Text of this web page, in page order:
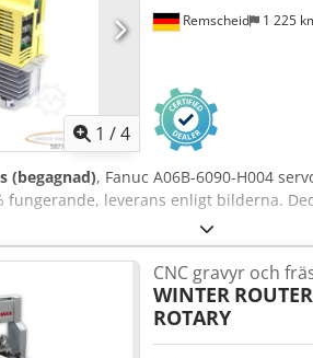
1 /4
Remscheid 1 225
(begagnad), Fanuc A06B-6090-H004
fungerande, leverans enligt bilderna.
CNC gravyr och
WINTER
ROTARY